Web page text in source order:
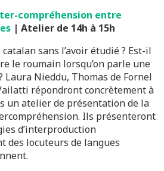
compréhension entre
| Atelier de 14h à 15h
sans l’avoir étudié ? Est-il
le roumain lorsqu’on parle une
Laura Nieddu, Thomas de Fornel
répondront concrètement à
un atelier de présentation de la
Ils présenteront
d’interproduction
des locuteurs de langues